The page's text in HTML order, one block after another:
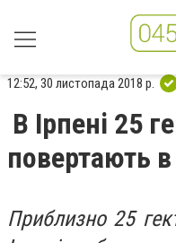
12:52, 30 листопада 2018 р.
В Ірпені 25
повертають в
Приблизно 25